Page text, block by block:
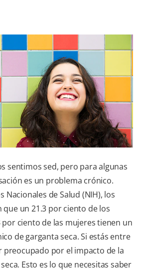
PARA PROFESIONALES
CUPONES
DONDE COMPRAR
MX (ES)
sentimos sed, pero para algunas
es un problema crónico.
Nacionales de Salud (NIH), los
un 21.3 por ciento de los
ciento de las mujeres tienen un
de garganta seca. Si estás entre
preocupado por el impacto de la
Esto es lo que necesitas saber